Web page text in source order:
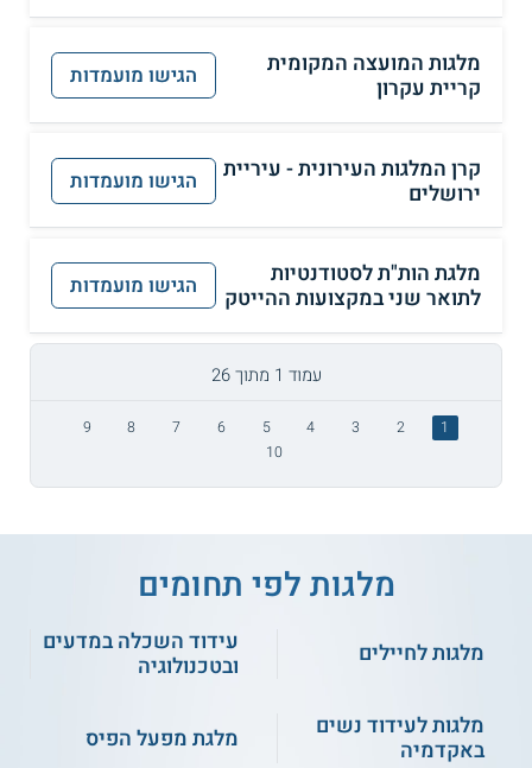
מלגות המועצה המקומית
קריית עקרון
הגישו מועמדות
קרן המלגות העירונית - עיריית
ירושלים
הגישו מועמדות
מלגת הות"ת לסטודנטיות
לתואר שני במקצועות ההייטק
הגישו מועמדות
עמוד 1 מתוך 26
1
2
3
4
5
6
7
8
9
10
מלגות לפי תחומים
מלגות לחיילים
עידוד השכלה במדעים
ובטכנולוגיה
מלגות לעידוד נשים
באקדמיה
מלגת מפעל הפיס